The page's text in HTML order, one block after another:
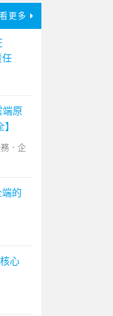
看更多
任
端原
．企
的
心